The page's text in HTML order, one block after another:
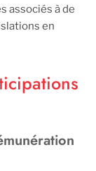
associés à de
en